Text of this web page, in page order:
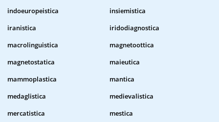
indoeuropeistica
insiemistica
iranistica
iridodiagnostica
macrolinguistica
magnetoottica
magnetostatica
maieutica
mammoplastica
mantica
medaglistica
medievalistica
mercatistica
mestica